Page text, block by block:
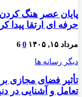
پایان عصر هنگ
حرفه ای ارتقا پیدا
مرداد ۱۵, ۱۴۰۵ 0
6
دیگر رسانه ها
تأثیر فضای مجازی
تعامل و آشنایی در